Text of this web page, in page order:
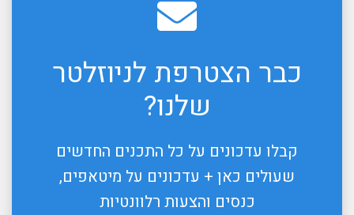
כבר הצטרפת לניוזלטר
שלנו?
קבלו עדכונים על כל התכנים החדשים
שעולים כאן + עדכונים על מיטאפים,
כנסים והצעות רלוונטיות